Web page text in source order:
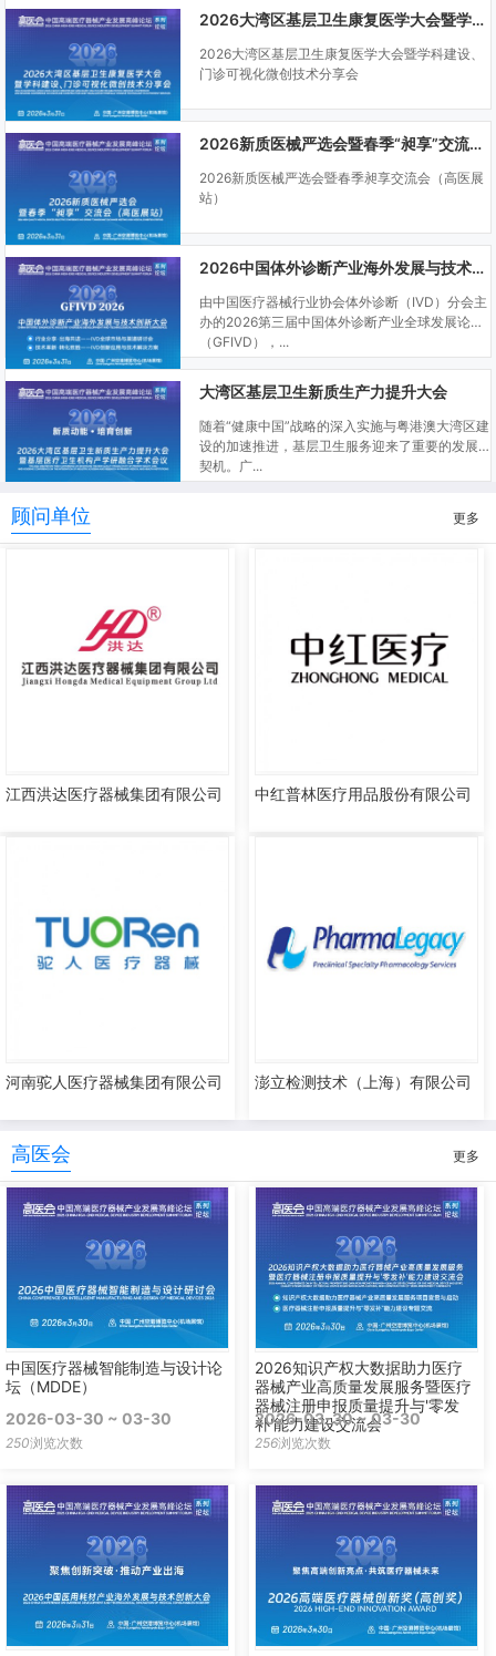
2026大湾区基层卫生康复医学大会暨学科建设、门诊可视化微创技术分享会
2026大湾区基层卫生康复医学大会暨学科建设、
门诊可视化微创技术分享会
2026新质医械严选会暨春季“昶享”交流会（高医展站）
2026新质医械严选会暨春季昶享交流会（高医展
站）
2026中国体外诊断产业海外发展与技术创新大会
由中国医疗器械行业协会体外诊断（IVD）分会主
办的2026第三届中国体外诊断产业全球发展论坛
（GFIVD），...
大湾区基层卫生新质生产力提升大会
随着“健康中国”战略的深入实施与粤港澳大湾区建
设的加速推进，基层卫生服务迎来了重要的发展
契机。广...
顾问单位 更多
江西洪达医疗器械集团有限公司 中红普林医疗用品股份有限公司
河南驼人医疗器械集团有限公司 澎立检测技术（上海）有限公司
高医会 更多
中国医疗器械智能制造与设计论
坛（MDDE）
2026-03-30 ~ 03-30
250浏览次数
2026知识产权大数据助力医疗
器械产业高质量发展服务暨医疗
器械注册申报质量提升与'零发
补'能力建设交流会
2026-03-30 ~ 03-30
256浏览次数